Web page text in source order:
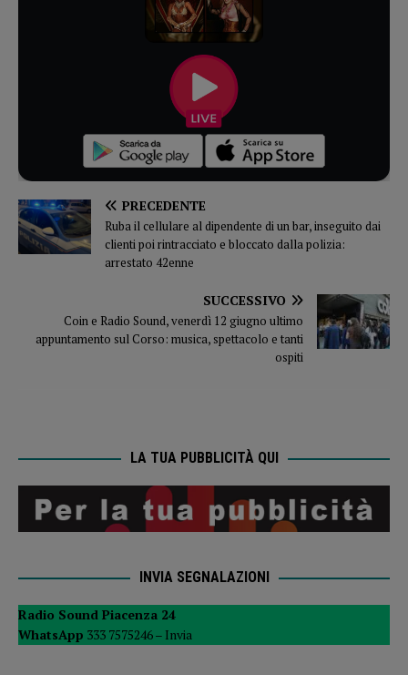
PRECEDENTE
Ruba il cellulare al dipendente di un bar, inseguito dai
clienti poi rintracciato e bloccato dalla polizia:
arrestato 42enne
SUCCESSIVO
Coin e Radio Sound, venerdì 12 giugno ultimo
appuntamento sul Corso: musica, spettacolo e tanti
ospiti
LA TUA PUBBLICITÀ QUI
INVIA SEGNALAZIONI
Radio Sound Piacenza 24
WhatsApp 333 7575246 – Invia